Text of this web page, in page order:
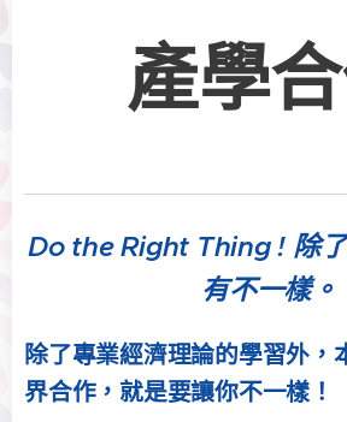
產學
Do the Right Thing ! 除
有不一樣。
除了專業經濟理論的學習外，
界合作，就是要讓你不一樣！